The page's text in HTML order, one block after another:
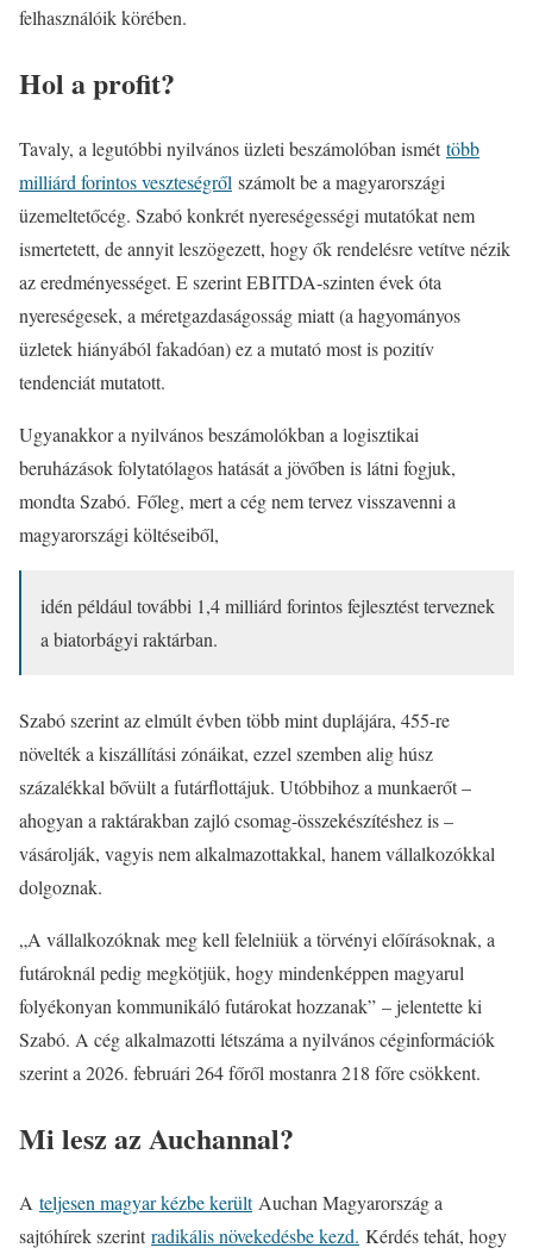
felhasználóik körében.
Hol a profit?
Tavaly, a legutóbbi nyilvános üzleti beszámolóban isméttöbb
milliárd forintos veszteségről számolt be a magyarországi
üzemeltetőcég. Szabó konkrét nyereségességi mutatókat nem
ismertetett, de annyit leszögezett, hogy ők rendelésre vetítve nézik
az eredményességet. E szerint EBITDA-szinten évek óta
nyereségesek, a méretgazdaságosság miatt (a hagyományos
üzletek hiányából fakadóan) ez a mutató most is pozitív
tendenciát mutatott.
Ugyanakkor a nyilvános beszámolókban a logisztikai
beruházások folytatólagos hatását a jövőben is látni fogjuk,
mondta Szabó. Főleg, mert a cég nem tervez visszavenni a
magyarországi költéseiből,
idén például további 1,4 milliárd forintos fejlesztést terveznek
a biatorbágyi raktárban.
Szabó szerint az elmúlt évben több mint duplájára, 455-re
növelték a kiszállítási zónáikat, ezzel szemben alig húsz
százalékkal bővült a futárflottájuk. Utóbbihoz a munkaerőt –
ahogyan a raktárakban zajló csomag-összekészítéshez is –
vásárolják, vagyis nem alkalmazottakkal, hanem vállalkozókkal
dolgoznak.
„A vállalkozóknak meg kell felelniük a törvényi előírásoknak, a
futároknál pedig megkötjük, hogy mindenképpen magyarul
folyékonyan kommunikáló futárokat hozzanak” – jelentette ki
Szabó. A cég alkalmazotti létszáma a nyilvános céginformációk
szerint a 2026. februári 264 főről mostanra 218 főre csökkent.
Mi lesz az Auchannal?
A teljesen magyar kézbe kerültAuchan Magyarország a
sajtóhírek szerintradikális növekedésbe kezd. Kérdés tehát, hogy